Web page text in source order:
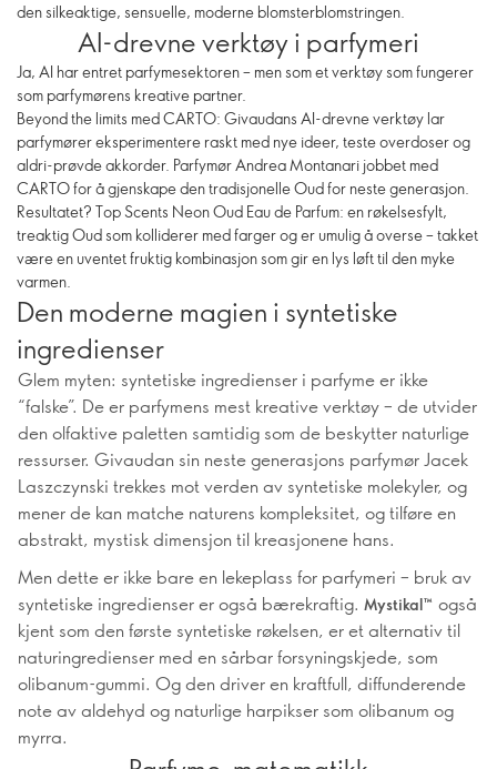
den silkeaktige, sensuelle, moderne blomsterblomstringen.
AI-drevne verktøy i parfymeri
Ja, AI har entret parfymesektoren – men som et verktøy som fungerer
som parfymørens kreative partner.
Beyond the limits med CARTO: Givaudans AI-drevne verktøy lar
parfymører eksperimentere raskt med nye ideer, teste overdoser og
aldri-prøvde akkorder. Parfymør Andrea Montanari jobbet med
CARTO for å gjenskape den tradisjonelle Oud for neste generasjon.
Resultatet? Top Scents Neon Oud Eau de Parfum: en røkelsesfylt,
treaktig Oud som kolliderer med farger og er umulig å overse – takket
være en uventet fruktig kombinasjon som gir en lys løft til den myke
varmen.
Den moderne magien i syntetiske
ingredienser
Glem myten: syntetiske ingredienser i parfyme er ikke
“falske”. De er parfymens mest kreative verktøy – de utvider
den olfaktive paletten samtidig som de beskytter naturlige
ressurser. Givaudan sin neste generasjons parfymør Jacek
Laszczynski trekkes mot verden av syntetiske molekyler, og
mener de kan matche naturens kompleksitet, og tilføre en
abstrakt, mystisk dimensjon til kreasjonene hans.
Men dette er ikke bare en lekeplass for parfymeri – bruk av
syntetiske ingredienser er også bærekraftig. Mystikal™ også
kjent som den første syntetiske røkelsen, er et alternativ til
naturingredienser med en sårbar forsyningskjede, som
olibanum-gummi. Og den driver en kraftfull, diffunderende
note av aldehyd og naturlige harpikser som olibanum og
myrra.